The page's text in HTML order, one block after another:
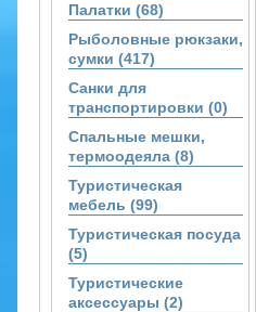
Палатки (68)
Рыболовные рюкзаки,
сумки (417)
Санки для
транспортировки (0)
Спальные мешки,
термоодеяла (8)
Туристическая
мебель (99)
Туристическая посуда
(5)
Туристические
аксессуары (2)